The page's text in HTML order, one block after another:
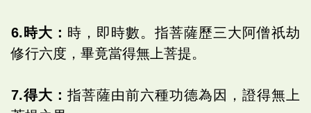
6.時大： 時，即時數。指菩薩歷三大阿僧祇劫
修行六度，畢竟當得無上菩提。
7.得大： 指菩薩由前六種功德為因，證得無上